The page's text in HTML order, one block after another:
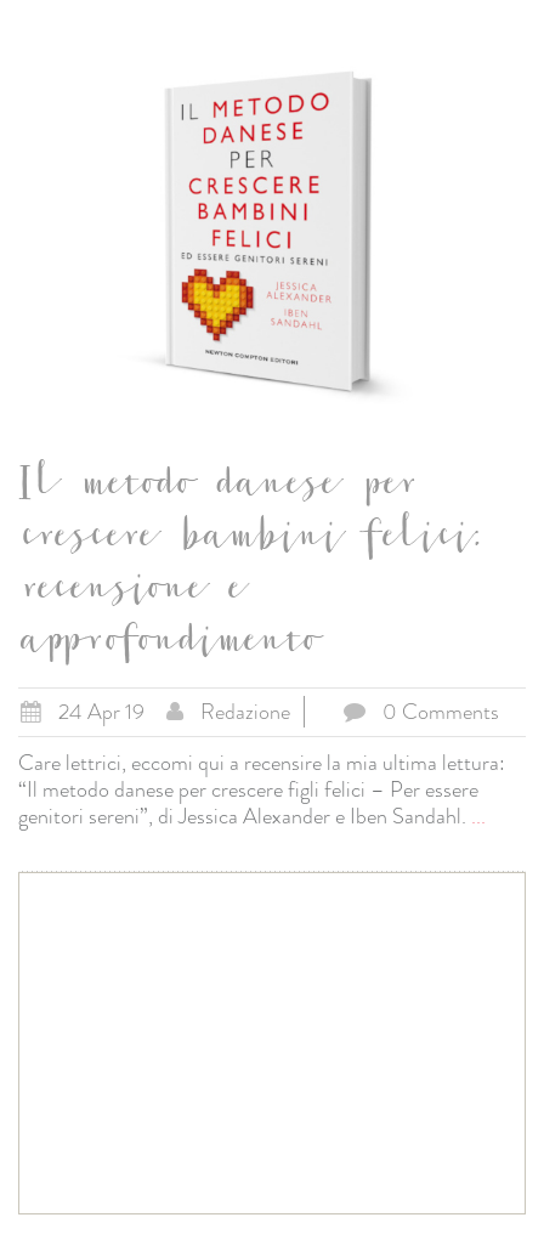
Il metodo danese per
crescere bambini felici:
recensione e
approfondimento
24 Apr 19 Redazione
0 Comments
Care lettrici, eccomi qui a recensire la mia ultima lettura:
“Il metodo danese per crescere figli felici – Per essere
genitori sereni”, di Jessica Alexander e Iben Sandahl. ...